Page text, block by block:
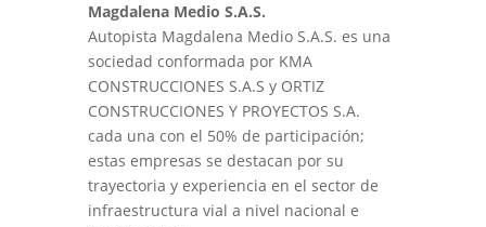
Magdalena Medio S.A.S.
Autopista Magdalena Medio S.A.S. es una
sociedad conformada por KMA
CONSTRUCCIONES S.A.S y ORTIZ
CONSTRUCCIONES Y PROYECTOS S.A.
cada una con el 50% de participación;
estas empresas se destacan por su
trayectoria y experiencia en el sector de
infraestructura vial a nivel nacional e